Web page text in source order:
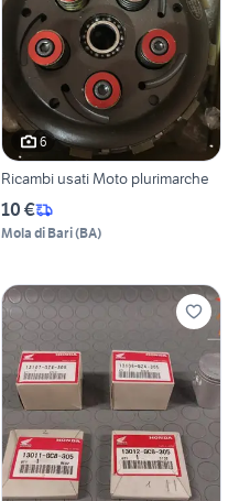
6
Ricambi usati Moto plurimarche
10 €
Mola di Bari(BA)